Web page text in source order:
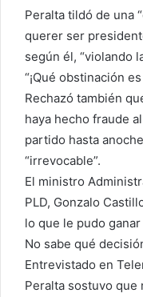
Peralta tildó de una
querer ser
según él, “violando
“¡Qué obstinación
Rechazó también
haya hecho fraude
partido hasta
“irrevocable”.
El ministro
PLD, Gonzalo
lo que le pudo
No sabe qué
Entrevistado en
Peralta sostuvo que